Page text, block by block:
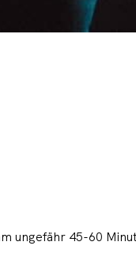
ungefähr 45-60